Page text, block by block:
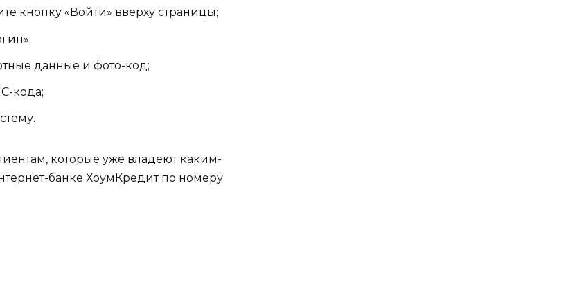
кнопку «Войти» вверху страницы;
данные и фото-код;
кода;
которые уже владеют каким-
банке ХоумКредит по номеру